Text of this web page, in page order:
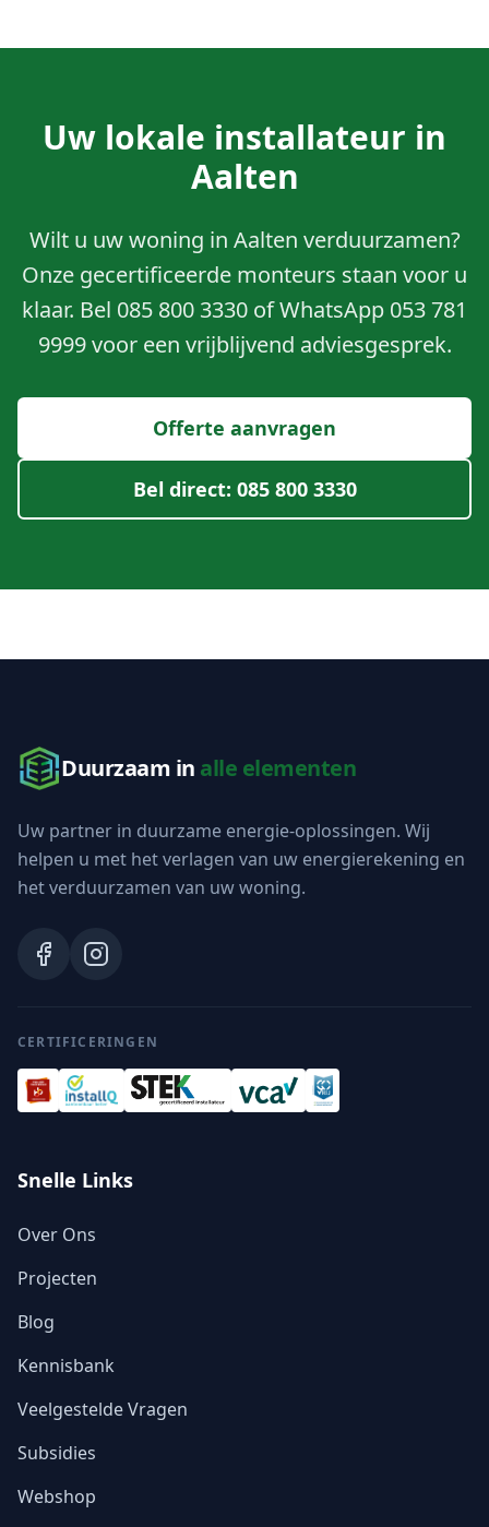
Uw lokale installateur in
Aalten
Wilt u uw woning in Aalten verduurzamen?
Onze gecertificeerde monteurs staan voor u
klaar. Bel 085 800 3330 of WhatsApp 053 781
9999 voor een vrijblijvend adviesgesprek.
Offerte aanvragen
Bel direct: 085 800 3330
Duurzaam in alle elementen
Uw partner in duurzame energie-oplossingen. Wij
helpen u met het verlagen van uw energierekening en
het verduurzamen van uw woning.
CERTIFICERINGEN
Snelle Links
Over Ons
Projecten
Blog
Kennisbank
Veelgestelde Vragen
Subsidies
Webshop